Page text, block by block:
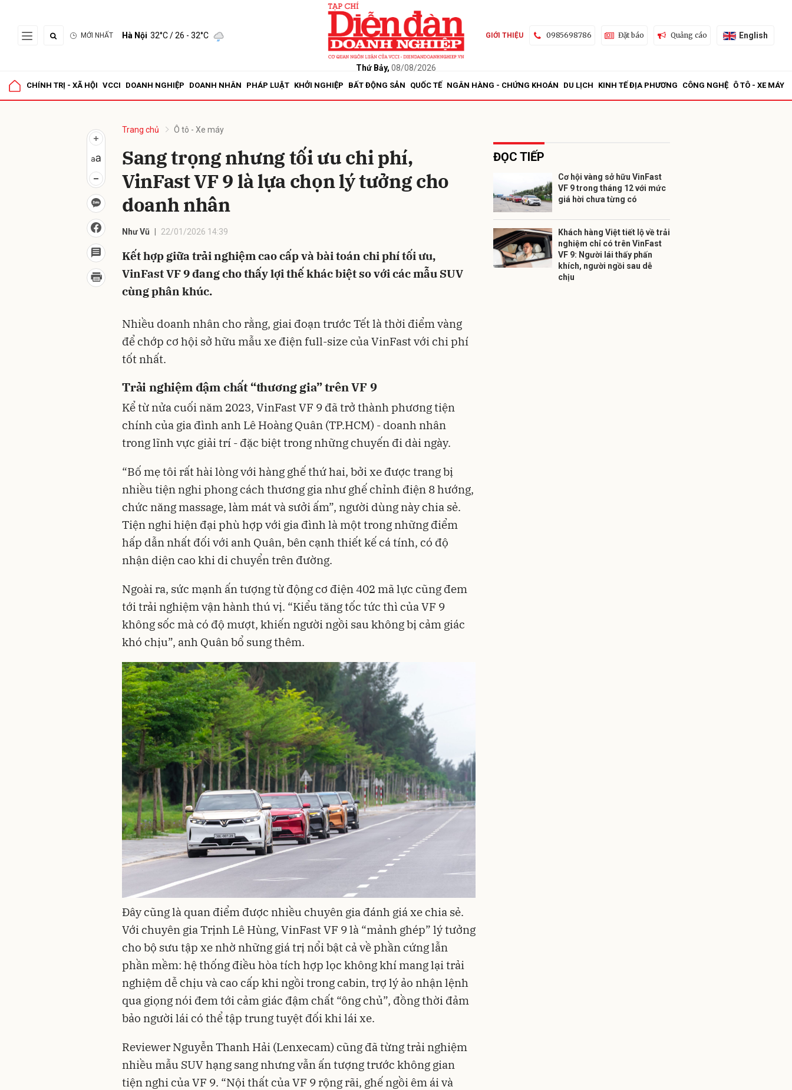
MỚI NHẤT Hà Nội 32°C/ 26 - 32°C
Thứ Bảy, 08/08/2026
GIỚI THIỆU 0985698786 Đặt báo Quảng cáo English
CHÍNH TRỊ - XÃ HỘI VCCI DOANH NGHIỆP DOANH NHÂN PHÁP LUẬT KHỞI NGHIỆP BẤT ĐỘNG SẢN QUỐC TẾ NGÂN HÀNG - CHỨNG KHOÁN DU LỊCH KINH TẾ ĐỊA PHƯƠNG CÔNG NGHỆ Ô TÔ - XE MÁY
Trang chủ Ô tô - Xe máy
Sang trọng nhưng tối ưu chi phí,
VinFast VF 9 là lựa chọn lý tưởng cho
doanh nhân
Như Vũ 22/01/2026 14:39
Kết hợp giữa trải nghiệm cao cấp và bài toán chi phí tối ưu,
VinFast VF 9 đang cho thấy lợi thế khác biệt so với các mẫu SUV
cùng phân khúc.
Nhiều doanh nhân cho rằng, giai đoạn trước Tết là thời điểm vàng
để chớp cơ hội sở hữu mẫu xe điện full-size của VinFast với chi phí
tốt nhất.
Trải nghiệm đậm chất “thương gia” trên VF 9
Kể từ nửa cuối năm 2023, VinFast VF 9 đã trở thành phương tiện
chính của gia đình anh Lê Hoàng Quân (TP.HCM) - doanh nhân
trong lĩnh vực giải trí - đặc biệt trong những chuyến đi dài ngày.
“Bố mẹ tôi rất hài lòng với hàng ghế thứ hai, bởi xe được trang bị
nhiều tiện nghi phong cách thương gia như ghế chỉnh điện 8 hướng,
chức năng massage, làm mát và sưởi ấm”, người dùng này chia sẻ.
Tiện nghi hiện đại phù hợp với gia đình là một trong những điểm
hấp dẫn nhất đối với anh Quân, bên cạnh thiết kế cá tính, có độ
nhận diện cao khi di chuyển trên đường.
Ngoài ra, sức mạnh ấn tượng từ động cơ điện 402 mã lực cũng đem
tới trải nghiệm vận hành thú vị. “Kiểu tăng tốc tức thì của VF 9
không sốc mà có độ mượt, khiến người ngồi sau không bị cảm giác
khó chịu”, anh Quân bổ sung thêm.
Đây cũng là quan điểm được nhiều chuyên gia đánh giá xe chia sẻ.
Với chuyên gia Trịnh Lê Hùng, VinFast VF 9 là “mảnh ghép” lý tưởng
cho bộ sưu tập xe nhờ những giá trị nổi bật cả về phần cứng lẫn
phần mềm: hệ thống điều hòa tích hợp lọc không khí mang lại trải
nghiệm dễ chịu và cao cấp khi ngồi trong cabin, trợ lý ảo nhận lệnh
qua giọng nói đem tới cảm giác đậm chất “ông chủ”, đồng thời đảm
bảo người lái có thể tập trung tuyệt đối khi lái xe.
Reviewer Nguyễn Thanh Hải (Lenxecam) cũng đã từng trải nghiệm
nhiều mẫu SUV hạng sang nhưng vẫn ấn tượng trước không gian
tiện nghi của VF 9. “Nội thất của VF 9 rộng rãi, ghế ngồi êm ái và
ĐỌC TIẾP
Cơ hội vàng sở hữu VinFast
VF 9 trong tháng 12 với mức
giá hời chưa từng có
Khách hàng Việt tiết lộ về trải
nghiệm chỉ có trên VinFast
VF 9: Người lái thấy phấn
khích, người ngồi sau dễ
chịu
Gửi